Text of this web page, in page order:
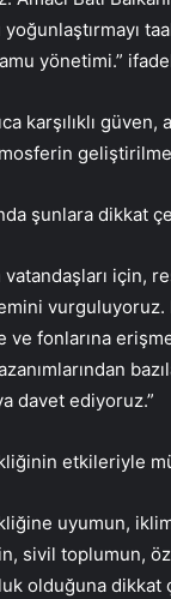
yoğunlaştırmayı
yönetimi.”
karşılıklı
şunlara dikkat
vatandaşları için,
vurguluyoruz.
fonlarına
davet ediyoruz.”
etkileriyle
uyumun,
sivil toplumun,
olduğuna dikkat